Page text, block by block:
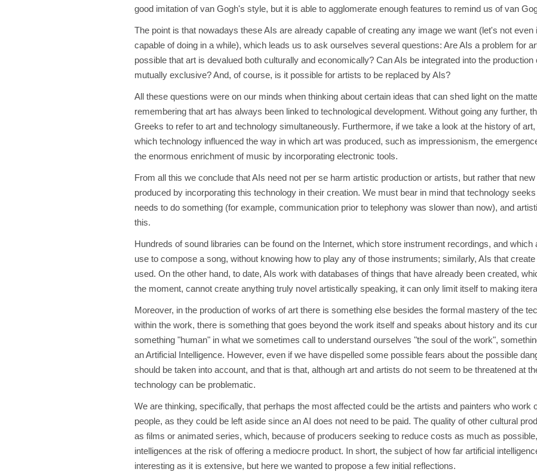
good imitation of van Gogh's style, but it is able to agglomerate enough features to remind us of van
The point is that nowadays these AIs are already capable of creating any image we want (let's not
capable of doing in a while), which leads us to ask ourselves several questions: Are AIs a problem for
possible that art is devalued both culturally and economically? Can AIs be integrated into the
mutually exclusive? And, of course, is it possible for artists to be replaced by AIs?
All these questions were on our minds when thinking about certain ideas that can shed light on the
remembering that art has always been linked to technological development. Without going any further,
Greeks to refer to art and technology simultaneously. Furthermore, if we take a look at the history of
which technology influenced the way in which art was produced, such as impressionism, the
the enormous enrichment of music by incorporating electronic tools.
From all this we conclude that AIs need not per se harm artistic production or artists, but rather that
produced by incorporating this technology in their creation. We must bear in mind that technology
needs to do something (for example, communication prior to telephony was slower than now), and
this.
Hundreds of sound libraries can be found on the Internet, which store instrument recordings, and
use to compose a song, without knowing how to play any of those instruments; similarly, AIs that
used. On the other hand, to date, AIs work with databases of things that have already been created,
the moment, cannot create anything truly novel artistically speaking, it can only limit itself to making
Moreover, in the production of works of art there is something else besides the formal mastery of the
within the work, there is something that goes beyond the work itself and speaks about history and its
something "human" in what we sometimes call to understand ourselves "the soul of the work",
an Artificial Intelligence. However, even if we have dispelled some possible fears about the possible
should be taken into account, and that is that, although art and artists do not seem to be threatened at
technology can be problematic.
We are thinking, specifically, that perhaps the most affected could be the artists and painters who work
people, as they could be left aside since an AI does not need to be paid. The quality of other cultural
as films or animated series, which, because of producers seeking to reduce costs as much as
intelligences at the risk of offering a mediocre product. In short, the subject of how far artificial
interesting as it is extensive, but here we wanted to propose a few initial reflections.